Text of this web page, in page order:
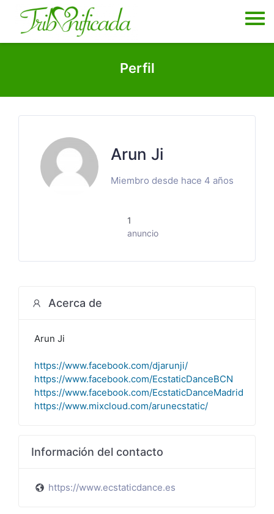
Perfil
Arun Ji
Miembro desde hace 4 años
1
anuncio
Acerca de
Arun Ji
https://www.facebook.com/djarunji/
https://www.facebook.com/EcstaticDanceBCN
https://www.facebook.com/EcstaticDanceMadrid
https://www.mixcloud.com/arunecstatic/
Información del contacto
https://www.ecstaticdance.es